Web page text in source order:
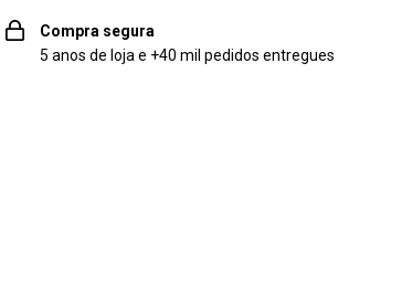
Compra segura
5 anos de loja e +40 mil pedidos entregues